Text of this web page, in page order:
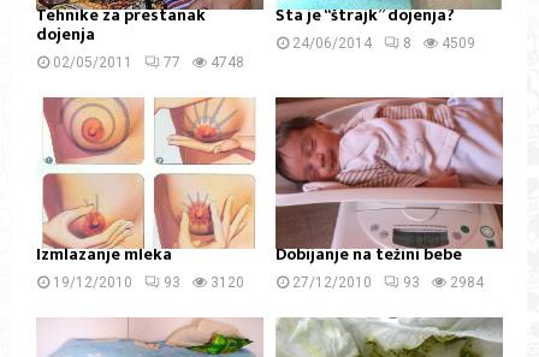
Tehnike za prestanak
dojenja
02/05/2011 77 4748
Šta je “štrajk” dojenja?
24/06/2014 8 4509
Izmlazanje mleka
19/12/2010 93 3120
Dobijanje na težini bebe
27/12/2010 93 2984